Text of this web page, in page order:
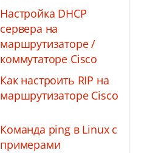
Настройка DHCP
сервера на
маршрутизаторе /
коммутаторе Cisco
Как настроить RIP на
маршрутизаторе Cisco
Команда ping в Linux с
примерами